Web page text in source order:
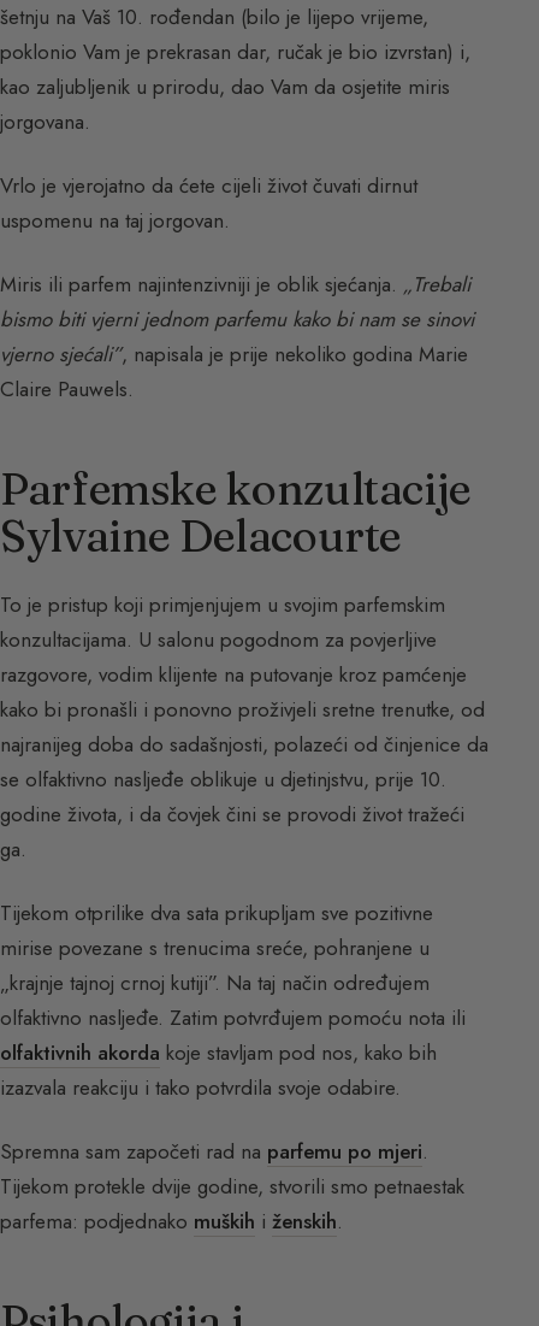
šetnju na Vaš 10. rođendan (bilo je lijepo vrijeme,
poklonio Vam je prekrasan dar, ručak je bio izvrstan) i,
kao zaljubljenik u prirodu, dao Vam da osjetite miris
jorgovana.
Vrlo je vjerojatno da ćete cijeli život čuvati dirnut
uspomenu na taj jorgovan.
Miris ili parfem najintenzivniji je oblik sjećanja. „Trebali
bismo biti vjerni jednom parfemu kako bi nam se sinovi
vjerno sjećali”, napisala je prije nekoliko godina Marie
Claire Pauwels.
Parfemske konzultacije
Sylvaine Delacourte
To je pristup koji primjenjujem u svojim parfemskim
konzultacijama. U salonu pogodnom za povjerljive
razgovore, vodim klijente na putovanje kroz pamćenje
kako bi pronašli i ponovno proživjeli sretne trenutke, od
najranijeg doba do sadašnjosti, polazeći od činjenice da
se olfaktivno nasljeđe oblikuje u djetinjstvu, prije 10.
godine života, i da čovjek čini se provodi život tražeći
ga.
Tijekom otprilike dva sata prikupljam sve pozitivne
mirise povezane s trenucima sreće, pohranjene u
„krajnje tajnoj crnoj kutiji”. Na taj način određujem
olfaktivno nasljeđe. Zatim potvrđujem pomoću nota ili
olfaktivnih akorda koje stavljam pod nos, kako bih
izazvala reakciju i tako potvrdila svoje odabire.
Spremna sam započeti rad na parfemu po mjeri.
Tijekom protekle dvije godine, stvorili smo petnaestak
parfema: podjednako muških i ženskih.